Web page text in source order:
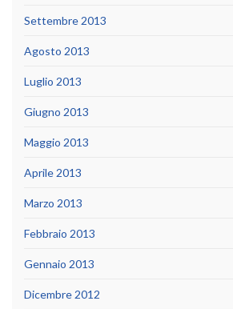
Settembre 2013
Agosto 2013
Luglio 2013
Giugno 2013
Maggio 2013
Aprile 2013
Marzo 2013
Febbraio 2013
Gennaio 2013
Dicembre 2012